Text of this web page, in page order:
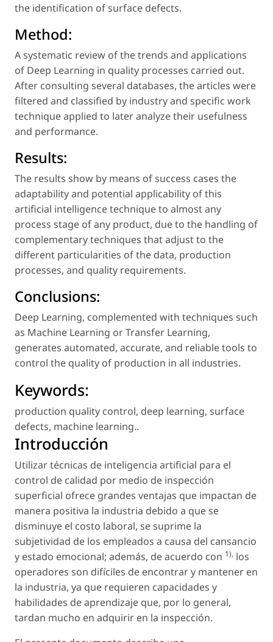
the identification of surface defects.
Method:
A systematic review of the trends and applications
of Deep Learning in quality processes carried out.
After consulting several databases, the articles were
filtered and classified by industry and specific work
technique applied to later analyze their usefulness
and performance.
Results:
The results show by means of success cases the
adaptability and potential applicability of this
artificial intelligence technique to almost any
process stage of any product, due to the handling of
complementary techniques that adjust to the
different particularities of the data, production
processes, and quality requirements.
Conclusions:
Deep Learning, complemented with techniques such
as Machine Learning or Transfer Learning,
generates automated, accurate, and reliable tools to
control the quality of production in all industries.
Keywords:
production quality control, deep learning, surface
defects, machine learning..
Introducción
Utilizar técnicas de inteligencia artificial para el
control de calidad por medio de inspección
superficial ofrece grandes ventajas que impactan de
manera positiva la industria debido a que se
disminuye el costo laboral, se suprime la
subjetividad de los empleados a causa del cansancio
y estado emocional; además, de acuerdo con 1), los
operadores son difíciles de encontrar y mantener en
la industria, ya que requieren capacidades y
habilidades de aprendizaje que, por lo general,
tardan mucho en adquirir en la inspección.